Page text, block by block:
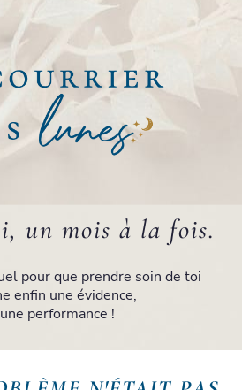
un mois à la fois.
pour que prendre soin de toi
enfin une évidence,
performance !